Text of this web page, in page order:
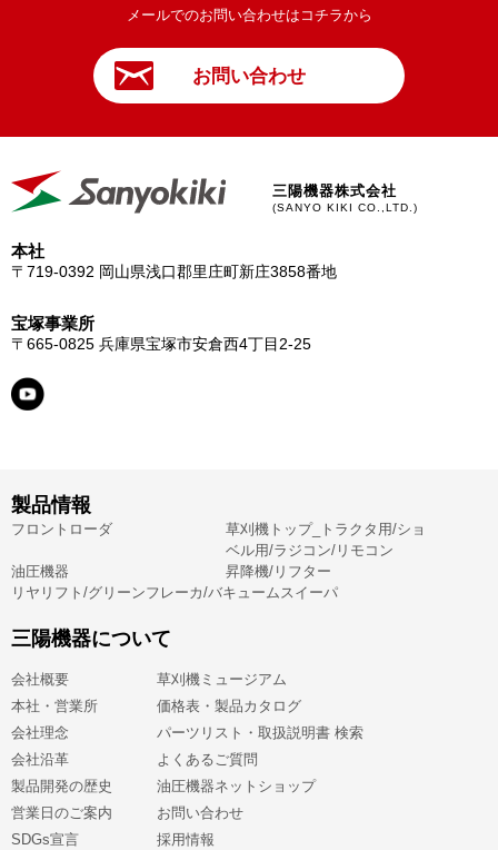
メールでのお問い合わせはコチラから
お問い合わせ
三陽機器株式会社
(SANYO KIKI CO.,LTD.)
本社
〒719-0392 岡山県浅口郡里庄町新庄3858番地
宝塚事業所
〒665-0825 兵庫県宝塚市安倉西4丁目2-25
製品情報
フロントローダ
草刈機トップ_トラクタ用/ショ
ベル用/ラジコン/リモコン
油圧機器
昇降機/リフター
リヤリフト/グリーンフレーカ/バキュームスイーパ
三陽機器について
会社概要
本社・営業所
会社理念
会社沿革
製品開発の歴史
営業日のご案内
SDGs宣言
草刈機ミュージアム
価格表・製品カタログ
パーツリスト・取扱説明書 検索
よくあるご質問
油圧機器ネットショップ
お問い合わせ
採用情報